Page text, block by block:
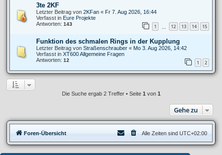
3te 2KF
Letzter Beitrag von 2KFan « Fr 7. Aug 2026, 16:44
Verfasst in Eure Projekte
Antworten: 143 1 12 13 14 15
Funktion des schmalen Rings in der Kupplung
Letzter Beitrag von Straßenschrauber « Mo 3. Aug 2026, 14:42
Verfasst in XT600 Allgemeine Fragen
Antworten: 12 1 2
Die Suche ergab 2 Treffer • Seite 1 von 1
Gehe zu
Foren-Übersicht Alle Zeiten sind UTC+02:00